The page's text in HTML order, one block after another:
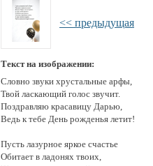
<< предыдущая
Текст на изображении:
Словно звуки хрустальные арфы,
Твой ласкающий голос звучит.
Поздравляю красавицу Дарью,
Ведь к тебе День рожденья летит!
Пусть лазурное яркое счастье
Обитает в ладонях твоих,